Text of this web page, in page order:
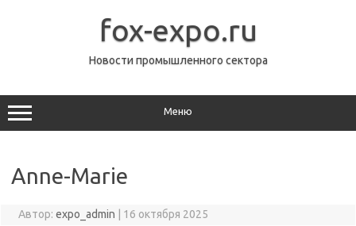
fox-expo.ru
Новости промышленного сектора
Меню
Anne-Marie
Автор: expo_admin 16 октября 2025